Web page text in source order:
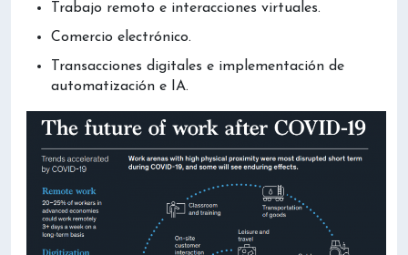
Trabajo remoto e interacciones virtuales.
Comercio electrónico.
Transacciones digitales e implementación de
automatización e IA.